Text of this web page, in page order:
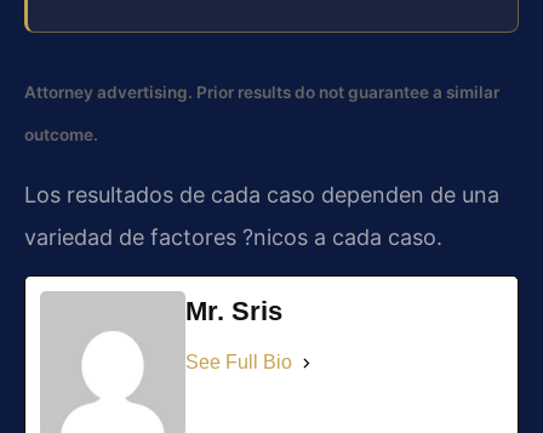
Attorney advertising. Prior results do not guarantee a similar
outcome.
Los resultados de cada caso dependen de una
variedad de factores ?nicos a cada caso.
Mr. Sris
See Full Bio